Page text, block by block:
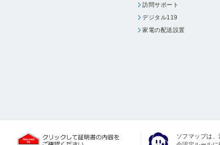
訪問サポート
デジタル119
家電の配送設置
ソフマップは